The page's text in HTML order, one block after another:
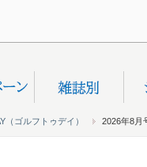
（ゴルフトゥデイ） 2026年8月